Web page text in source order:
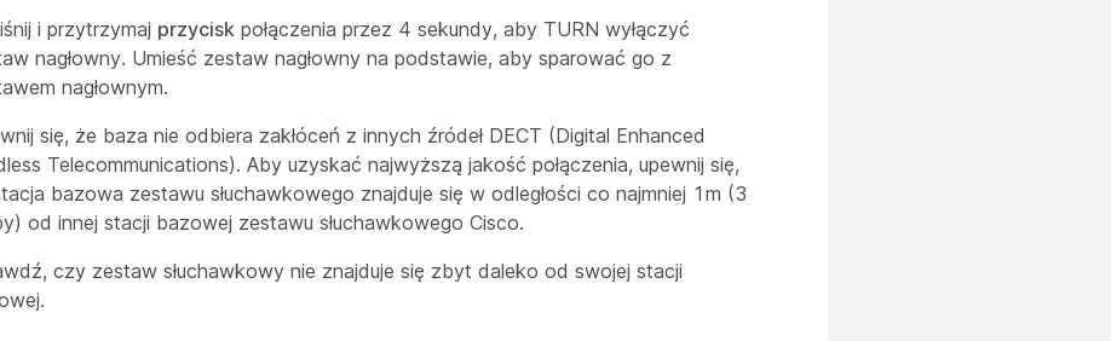
i przytrzymaj przycisk połączenia przez 4 sekundy, aby TURN wyłączyć
nagłowny. Umieść zestaw nagłowny na podstawie, aby sparować go z
nagłownym.
się, że baza nie odbiera zakłóceń z innych źródeł DECT (Digital Enhanced
Telecommunications). Aby uzyskać najwyższą jakość połączenia, upewnij się,
bazowa zestawu słuchawkowego znajduje się w odległości co najmniej 1m (3
od innej stacji bazowej zestawu słuchawkowego Cisco.
czy zestaw słuchawkowy nie znajduje się zbyt daleko od swojej stacji